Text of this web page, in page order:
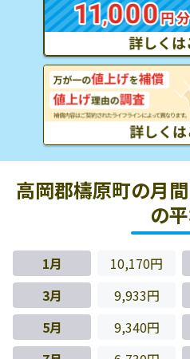
高岡郡檮原町の月
の
1月 10,170円
3月
9,933円
5月
9,340円